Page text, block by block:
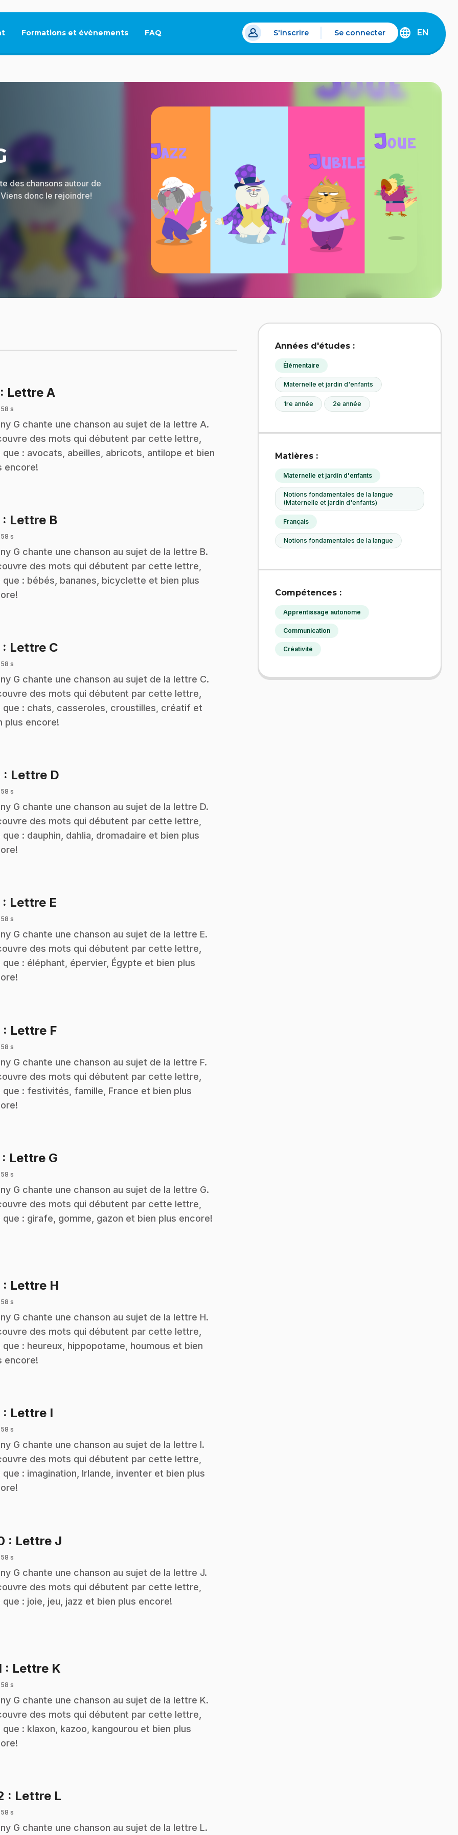
Formations et évènements FAQ
Ce lien s'ouvrira dans un nouvel onglet.
S'inscrire Se connecter
DISCOVER
OF
IDÉLLO.
EN
des chansons autour de
donc le rejoindre!
: Lettre A
58 s
G chante une chanson au sujet de la lettre A.
des mots qui débutent par cette lettre,
que : avocats, abeilles, abricots, antilope et bien
encore!
: Lettre B
58 s
G chante une chanson au sujet de la lettre B.
des mots qui débutent par cette lettre,
que : bébés, bananes, bicyclette et bien plus
: Lettre C
58 s
G chante une chanson au sujet de la lettre C.
des mots qui débutent par cette lettre,
que : chats, casseroles, croustilles, créatif et
plus encore!
: Lettre D
58 s
G chante une chanson au sujet de la lettre D.
des mots qui débutent par cette lettre,
: dauphin, dahlia, dromadaire et bien plus
: Lettre E
58 s
G chante une chanson au sujet de la lettre E.
des mots qui débutent par cette lettre,
que : éléphant, épervier, Égypte et bien plus
: Lettre F
58 s
G chante une chanson au sujet de la lettre F.
des mots qui débutent par cette lettre,
que : festivités, famille, France et bien plus
: Lettre G
58 s
G chante une chanson au sujet de la lettre G.
des mots qui débutent par cette lettre,
que : girafe, gomme, gazon et bien plus encore!
: Lettre H
58 s
G chante une chanson au sujet de la lettre H.
des mots qui débutent par cette lettre,
que : heureux, hippopotame, houmous et bien
encore!
: Lettre I
58 s
G chante une chanson au sujet de la lettre I.
des mots qui débutent par cette lettre,
: imagination, Irlande, inventer et bien plus
: Lettre J
58 s
G chante une chanson au sujet de la lettre J.
des mots qui débutent par cette lettre,
que : joie, jeu, jazz et bien plus encore!
: Lettre K
58 s
G chante une chanson au sujet de la lettre K.
des mots qui débutent par cette lettre,
que : klaxon, kazoo, kangourou et bien plus
: Lettre L
58 s
G chante une chanson au sujet de la lettre L.
Années d'études :
Élémentaire
Maternelle et jardin d'enfants
1re année 2e année
Matières :
Maternelle et jardin d'enfants
Notions fondamentales de la langue
(Maternelle et jardin d'enfants)
Français
Notions fondamentales de la langue
Compétences :
Apprentissage autonome
Communication
Créativité